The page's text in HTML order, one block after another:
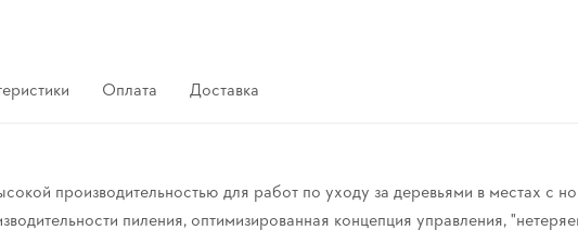
Оплата Доставка
производительностью для работ по уходу за деревьями в местах
пиления, оптимизированная концепция управления,